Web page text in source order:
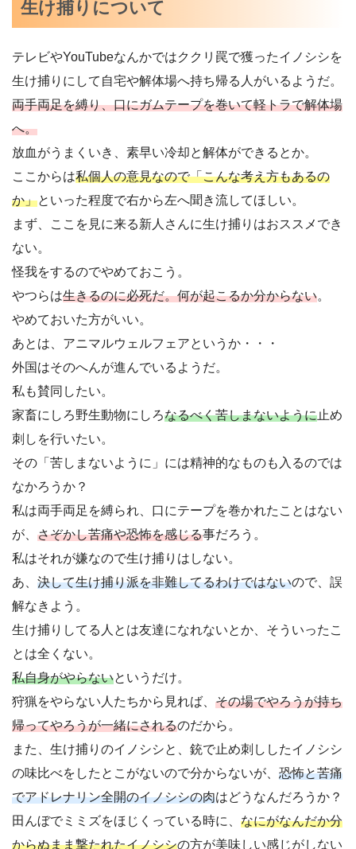
生け捕りについて
テレビやYouTubeなんかではククリ罠で獲ったイノシシを
生け捕りにして自宅や解体場へ持ち帰る人がいるようだ。
両手両足を縛り、口にガムテープを巻いて軽トラで解体場
へ。
放血がうまくいき、素早い冷却と解体ができるとか。
ここからは私個人の意見なので「こんな考え方もあるの
か」といった程度で右から左へ聞き流してほしい。
まず、ここを見に来る新人さんに生け捕りはおススメでき
ない。
怪我をするのでやめておこう。
やつらは生きるのに必死だ。何が起こるか分からない。
やめておいた方がいい。
あとは、アニマルウェルフェアというか・・・
外国はそのへんが進んでいるようだ。
私も賛同したい。
家畜にしろ野生動物にしろなるべく苦しまないように止め
刺しを行いたい。
その「苦しまないように」には精神的なものも入るのでは
なかろうか？
私は両手両足を縛られ、口にテープを巻かれたことはない
が、 さぞかし苦痛や恐怖を感じる事だろう。
私はそれが嫌なので生け捕りはしない。
あ、 決して生け捕り派を非難してるわけではないので、誤
解なきよう。
生け捕りしてる人とは友達になれないとか、そういったこ
とは全くない。
私自身がやらないというだけ。
狩猟をやらない人たちから見れば、 その場でやろうが持ち
帰ってやろうが一緒にされるのだから。
また、生け捕りのイノシシと、銃で止め刺ししたイノシシ
の味比べをしたとこがないので分からないが、 恐怖と苦痛
でアドレナリン全開のイノシシの肉はどうなんだろうか？
田んぼでミミズをほじくっている時に、 なにがなんだか分
からぬまま撃たれたイノシシの方が美味しい感じがしない